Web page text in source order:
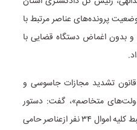
پرونده‌های عناصر مرتبط با
و بدون اغماض دستگاه قضایی با
تشدید مجازات جاسوسی و
متخاصم»، گفت: دستور
قضایی برای شناسایی، توقیف و ضبط کلیه اموال ۳۴ نفر ازعناصر حامی